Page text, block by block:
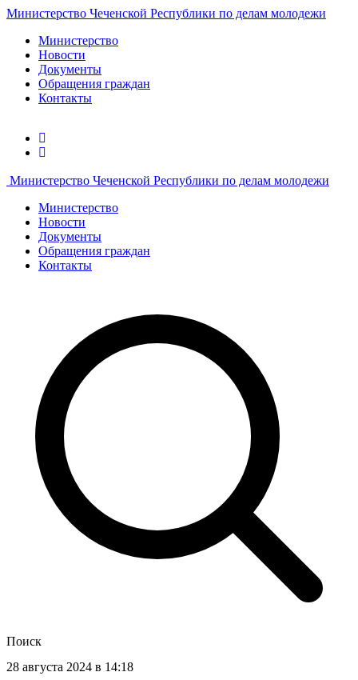
Министерство Чеченской Республики по делам молодежи
Министерство
Новости
Документы
Обращения граждан
Контакты
Министерство Чеченской Республики по делам молодежи
Министерство
Новости
Документы
Обращения граждан
Контакты
Поиск
28 августа 2024 в 14:18